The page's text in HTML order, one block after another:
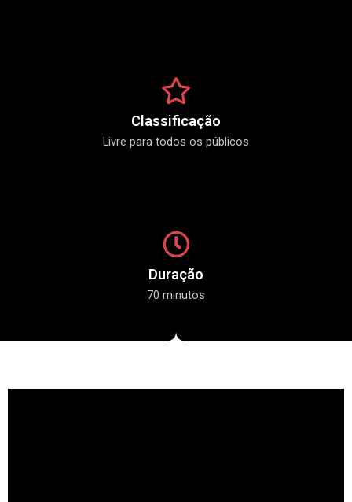
Classificação
Livre para todos os públicos
Duração
70 minutos